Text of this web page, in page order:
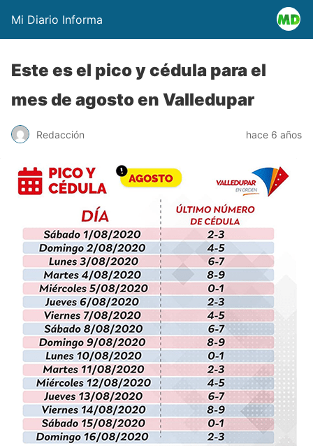
Mi Diario Informa
Este es el pico y cédula para el
mes de agosto en Valledupar
Redacción hace 6 años